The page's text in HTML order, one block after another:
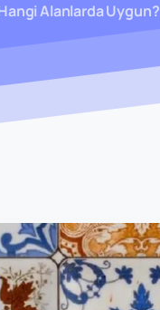
Alanlarda Uygun?